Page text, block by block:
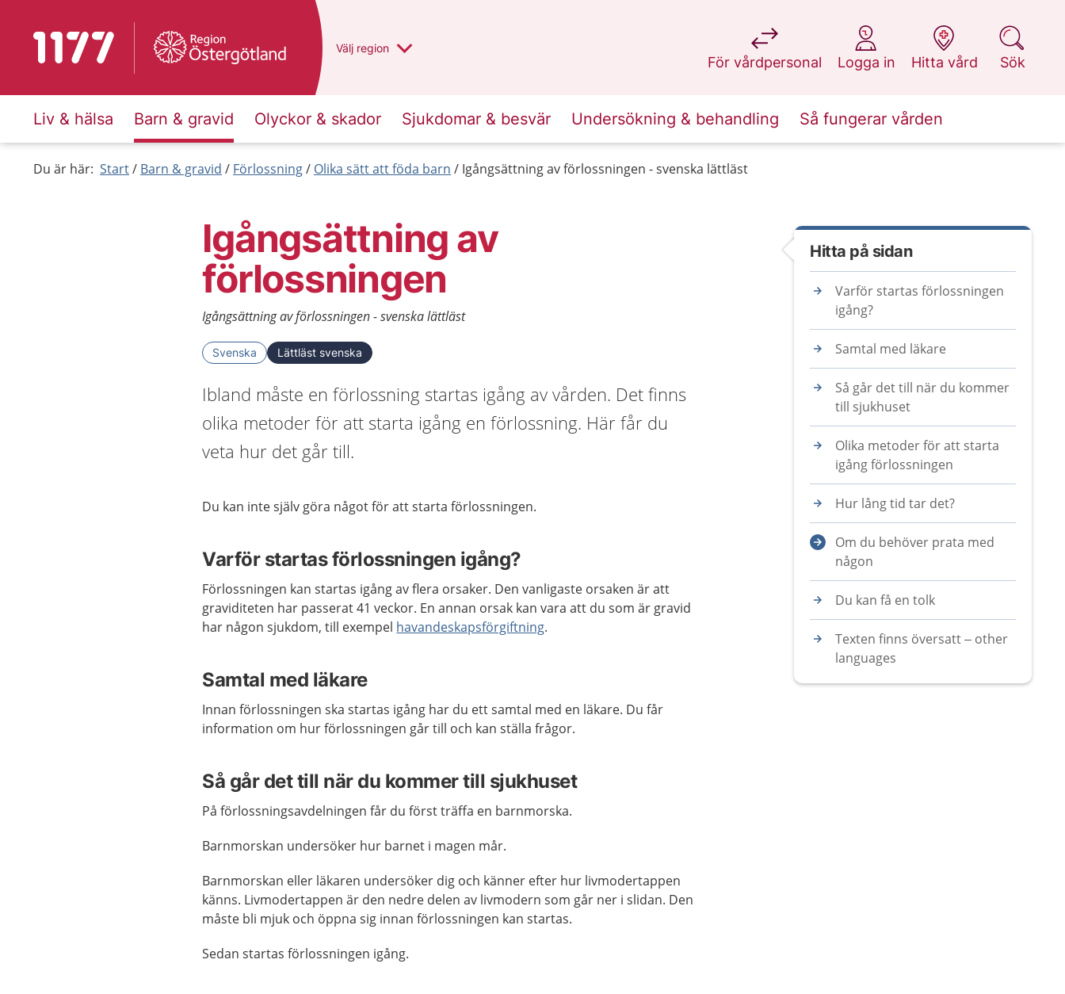
Till startsidan för 1177 Du har valt region
Välj en annan
region
För vårdpersonal
på 1177.se
Logga in
på 1177.se
Hitta vård
på 1177.se
Sök
på 1177.se
Liv & hälsa Barn & gravid Olyckor & skador Sjukdomar & besvär Undersökning & behandling Så fungerar vården
Du är här: Start Barn & gravid Förlossning Olika sätt att föda barn Igångsättning av förlossningen - svenska lättläst
Igångsättning av
förlossningen
Igångsättning av förlossningen - svenska lättläst
Svenska Lättläst svenska
Ibland måste en förlossning startas igång av vården. Det finns
olika metoder för att starta igång en förlossning. Här får du
veta hur det går till.
Du kan inte själv göra något för att starta förlossningen.
Varför startas förlossningen igång?
Förlossningen kan startas igång av flera orsaker. Den vanligaste orsaken är att
graviditeten har passerat 41 veckor. En annan orsak kan vara att du som är gravid
har någon sjukdom, till exempel havandeskapsförgiftning.
Samtal med läkare
Innan förlossningen ska startas igång har du ett samtal med en läkare. Du får
information om hur förlossningen går till och kan ställa frågor.
Så går det till när du kommer till sjukhuset
På förlossningsavdelningen får du först träffa en barnmorska.
Barnmorskan undersöker hur barnet i magen mår.
Barnmorskan eller läkaren undersöker dig och känner efter hur livmodertappen
känns. Livmodertappen är den nedre delen av livmodern som går ner i slidan. Den
måste bli mjuk och öppna sig innan förlossningen kan startas.
Sedan startas förlossningen igång.
Hitta på sidan
Varför startas förlossningen
igång?
Samtal med läkare
Så går det till när du kommer
till sjukhuset
Olika metoder för att starta
igång förlossningen
Hur lång tid tar det?
Om du behöver prata med
någon
Du kan få en tolk
Texten finns översatt – other
languages